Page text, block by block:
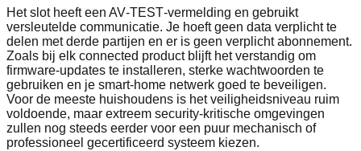
Het slot heeft een AV‑TEST‑vermelding en gebruikt
versleutelde communicatie. Je hoeft geen data verplicht te
delen met derde partijen en er is geen verplicht abonnement.
Zoals bij elk connected product blijft het verstandig om
firmware‑updates te installeren, sterke wachtwoorden te
gebruiken en je smart‑home netwerk goed te beveiligen.
Voor de meeste huishoudens is het veiligheidsniveau ruim
voldoende, maar extreem security‑kritische omgevingen
zullen nog steeds eerder voor een puur mechanisch of
professioneel gecertificeerd systeem kiezen.